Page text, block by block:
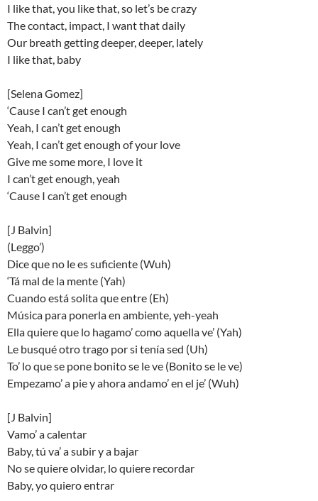
I like that, you like that, so let’s be crazy
The contact, impact, I want that daily
Our breath getting deeper, deeper, lately
I like that, baby
[Selena Gomez]
‘Cause I can’t get enough
Yeah, I can’t get enough
Yeah, I can’t get enough of your love
Give me some more, I love it
I can’t get enough, yeah
‘Cause I can’t get enough
[J Balvin]
(Leggo’)
Dice que no le es suficiente (Wuh)
‘Tá mal de la mente (Yah)
Cuando está solita que entre (Eh)
Música para ponerla en ambiente, yeh-yeah
Ella quiere que lo hagamo’ como aquella ve’ (Yah)
Le busqué otro trago por si tenía sed (Uh)
To’ lo que se pone bonito se le ve (Bonito se le ve)
Empezamo’ a pie y ahora andamo’ en el je’ (Wuh)
[J Balvin]
Vamo’ a calentar
Baby, tú va’ a subir y a bajar
No se quiere olvidar, lo quiere recordar
Baby, yo quiero entrar